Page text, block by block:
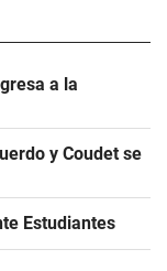
a la
y Coudet se
Estudiantes